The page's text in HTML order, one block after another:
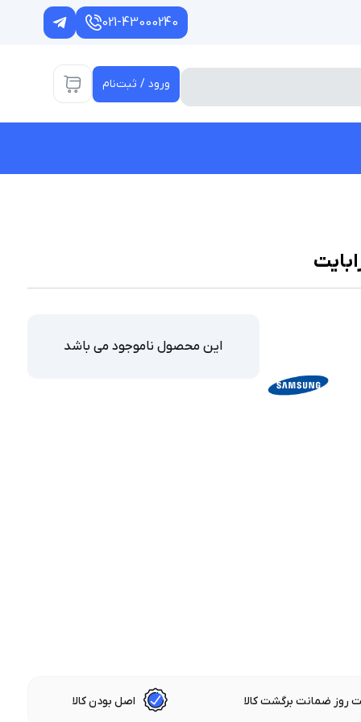
021-43000240
ورود / ثبت‌نام
این محصول ناموجود می باشد
روز ضمانت برگشت کالا اصل بودن کالا